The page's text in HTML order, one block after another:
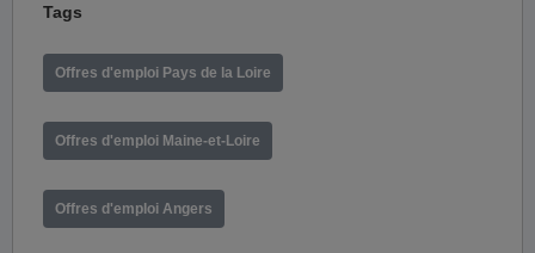
Tags
Offres d'emploi Pays de la Loire
Offres d'emploi Maine-et-Loire
Offres d'emploi Angers